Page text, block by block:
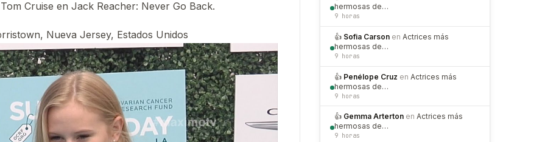
Cruise en Jack Reacher: Never Go Back.
Nueva Jersey, Estados Unidos
hermosas de…
9 horas
👍 Sofia Carson en Actrices más
hermosas de…
9 horas
👍 Penélope Cruz en Actrices más
hermosas de…
9 horas
👍 Gemma Arterton en Actrices más
hermosas de…
9 horas